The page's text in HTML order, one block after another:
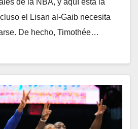
de la NBA, y aquí está la
el Lisan al-Gaib necesita
De hecho, Timothée…